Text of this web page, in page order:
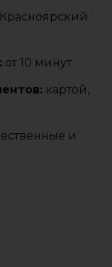
Красноярский
от 10 минут
картой,
и